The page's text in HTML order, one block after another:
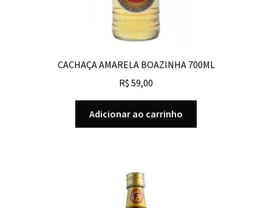
CACHAÇA AMARELA BOAZINHA 700ML
R$ 59,00
Adicionar ao carrinho